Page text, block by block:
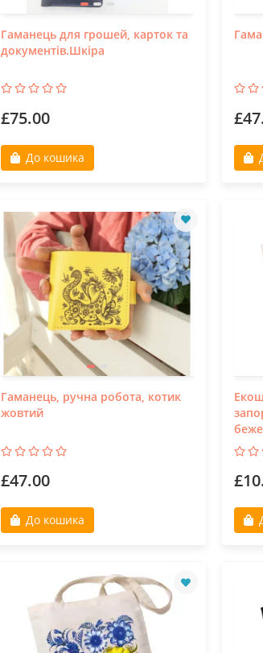
Гаманець для грошей, карток та
документів.Шкіра
£75.00
До кошика
Гаманець, ручна робота, котик
жовтий
£47.00
До кошика